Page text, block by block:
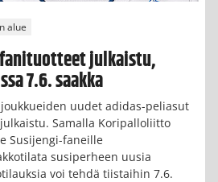
alue
julkaistu,
7.6. saakka
uudet adidas-peliasut
Samalla Koripalloliitto
Susijengi-faneille
susiperheen uusia
voi tehdä tiistaihin 7.6.